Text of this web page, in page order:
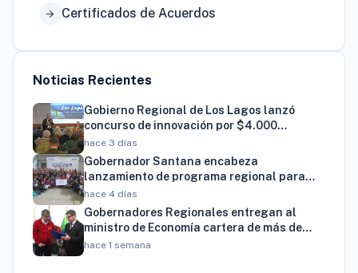
arrow_forward Certificados de Acuerdos
Noticias Recientes
Gobierno Regional de Los Lagos lanzó
concurso de innovación por $4.000
millones para resolver brechas productivas
del territorio
hace 3 días
Gobernador Santana encabeza
lanzamiento de programa regional para
familias vinculadas al autismo
hace 4 días
Gobernadores Regionales entregan al
ministro de Economía cartera de más de
900 proyectos que proyectan generar
hace 1 semana